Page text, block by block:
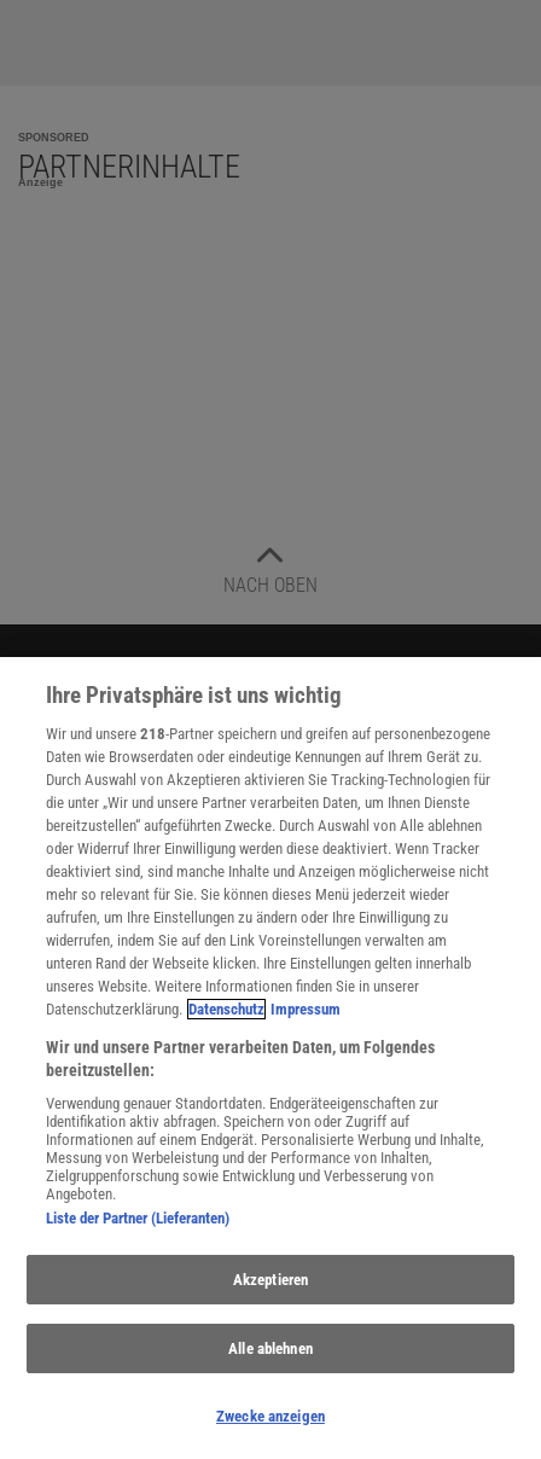
SPONSORED
PARTNERINHALTE
Anzeige
NACH OBEN
WEITERE NEUERSCHEINUNGEN SPEKTRUM SHOP
Spektrum.de-Newsletter abonnieren
JETZT ANMELDEN!
Sie können unsere Newsletter jederzeit wieder abbestellen. Infos zu unserem Umgang
SERVICES
Newsletter
Widerruf
Ihre Privatsphäre ist uns wichtig
Wir und unsere218-Partner speichern und greifen auf personenbezogene
Daten wie Browserdaten oder eindeutige Kennungen auf Ihrem Gerät zu.
Durch Auswahl von Akzeptieren aktivieren Sie Tracking-Technologien für
die unter „Wir und unsere Partner verarbeiten Daten, um Ihnen Dienste
bereitzustellen“ aufgeführten Zwecke. Durch Auswahl von Alle ablehnen
oder Widerruf Ihrer Einwilligung werden diese deaktiviert. Wenn Tracker
deaktiviert sind, sind manche Inhalte und Anzeigen möglicherweise nicht
mehr so relevant für Sie. Sie können dieses Menü jederzeit wieder
aufrufen, um Ihre Einstellungen zu ändern oder Ihre Einwilligung zu
widerrufen, indem Sie auf den Link Voreinstellungen verwalten am
unteren Rand der Webseite klicken. Ihre Einstellungen gelten innerhalb
unseres Website. Weitere Informationen finden Sie in unserer
Datenschutzerklärung. Datenschutz Impressum
Wir und unsere Partner verarbeiten Daten, um Folgendes
bereitzustellen:
Verwendung genauer Standortdaten. Endgeräteeigenschaften zur
Identifikation aktiv abfragen. Speichern von oder Zugriff auf
Informationen auf einem Endgerät. Personalisierte Werbung und Inhalte,
Messung von Werbeleistung und der Performance von Inhalten,
Zielgruppenforschung sowie Entwicklung und Verbesserung von
Angeboten.
Liste der Partner (Lieferanten)
Akzeptieren
Alle ablehnen
Zwecke anzeigen